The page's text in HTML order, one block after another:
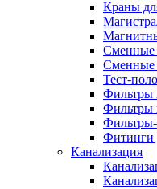
Полезные статьи
Новости и Акции
Оплата и доставка
Сервис-центр
Краны
Сменные
Сменные
Тест-
Фильтры
Фильтры
Фитинги
Канализация